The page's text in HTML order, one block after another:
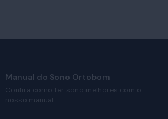
Manual do Sono Ortobom
Confira como ter sono melhores com o
nosso manual.